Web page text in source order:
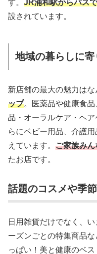
す。 JR浦和駅からバス
設されています。
地域の暮らしに
新店舗の最大の魅力はな
ップ。医薬品や健康食
品・オーラルケア・ヘ
らにベビー用品、介護
えています。 ご家族み
たお店です。
話題のコスメや季
日用雑貨だけでなく、
ーズンごとの特集商品
っぱい！美と健康のベ